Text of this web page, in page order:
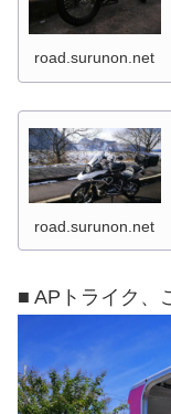
road.surunon.net
road.surunon.net
■ APトライク、